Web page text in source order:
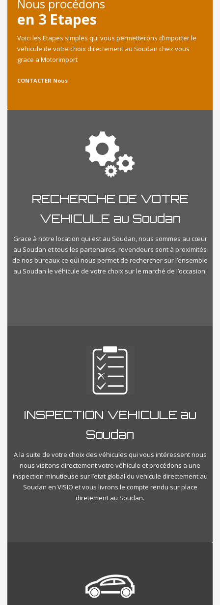
Nous procédons
en 3 Etapes
Voici les Etapes simples qui vous permetterons d’importer le
vehicule de votre choix directement au Soudan chez vous
grace a Motorimport
CONTACTER Nous
RECHERCHE DE VOTRE
VEHICULE au Soudan
Grace à notre location qui est au Soudan, nous sommes au cœur
au Soudan et tous les partenaires, revendeurs sont à proximités
de nos bureaux ce qui nous permet de rechercher sur l’ensemble
au Soudan le véhicule de votre choix sur le marché de l’occasion.
INSPECTION VEHICULE au
Soudan
A la suite de votre choix des véhicules qui vous intéressent nous
nous visitons directement votre véhicule et procédons a une
inspection minutieuse sur l’etat global du vehicule directement au
Soudan en VISIO et vous livrons le compte rendu sur place
diretement au Soudan.